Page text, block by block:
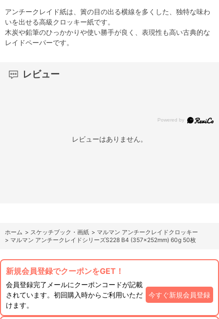
アンチークレイド紙は、簀の目の出る横線を多くした、独特な味わ
いを出せる高級クロッキー紙です。
木炭や鉛筆のひっかかりや使い勝手が良く、表現性も高い古典的な
レイドペーパーです。
レビュー
レビューはありません。
ホーム > スケッチブック・画紙 > マルマン アンチークレイドクロッキー
> マルマン アンチークレイドシリーズS228 B4 (357×252mm) 60g 50枚
新規会員登録でクーポンをGET！
会員登録完了メールにクーポンコードが記載
されています。初回購入時からご利用いただ
けます。
今すぐ新規会員登録